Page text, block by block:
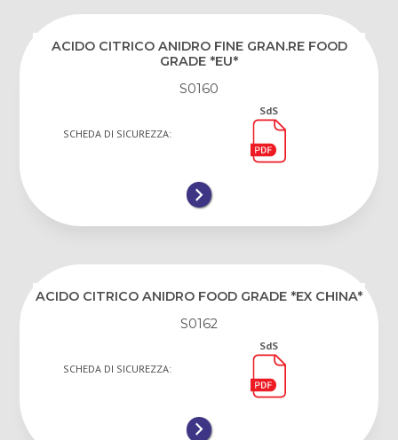
ACIDO CITRICO ANIDRO FINE GRAN.RE FOOD
GRADE *EU*
S0160
SCHEDA DI SICUREZZA:
SdS
ACIDO CITRICO ANIDRO FOOD GRADE *EX CHINA*
S0162
SCHEDA DI SICUREZZA:
SdS